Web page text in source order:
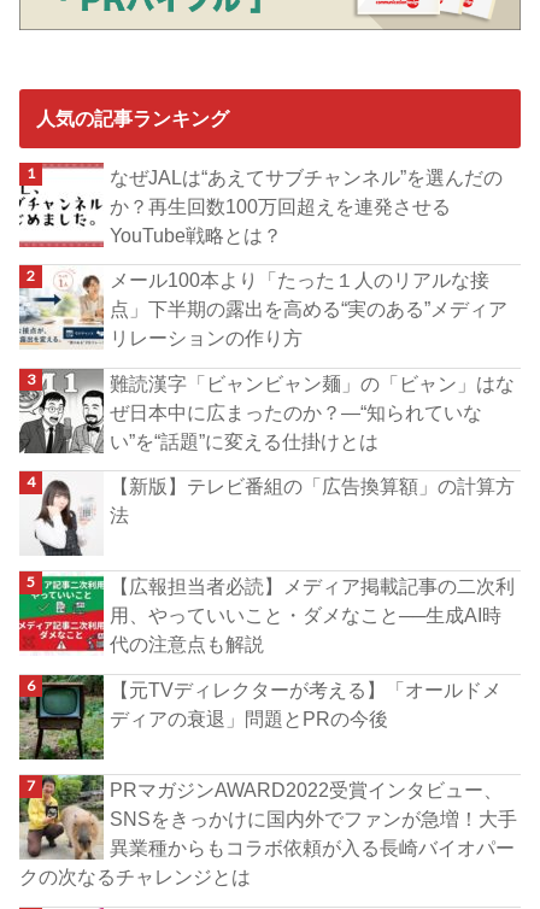
人気の記事ランキング
なぜJALは“あえてサブチャンネル”を選んだの
か？再生回数100万回超えを連発させる
YouTube戦略とは？
メール100本より「たった１人のリアルな接
点」下半期の露出を高める“実のある”メディア
リレーションの作り方
難読漢字「ビャンビャン麺」の「ビャン」はな
ぜ日本中に広まったのか？―“知られていな
い”を“話題”に変える仕掛けとは
【新版】テレビ番組の「広告換算額」の計算方
法
【広報担当者必読】メディア掲載記事の二次利
用、やっていいこと・ダメなこと──生成AI時
代の注意点も解説
【元TVディレクターが考える】「オールドメ
ディアの衰退」問題とPRの今後
PRマガジンAWARD2022受賞インタビュー、
SNSをきっかけに国内外でファンが急増！大手
異業種からもコラボ依頼が入る長崎バイオパー
クの次なるチャレンジとは